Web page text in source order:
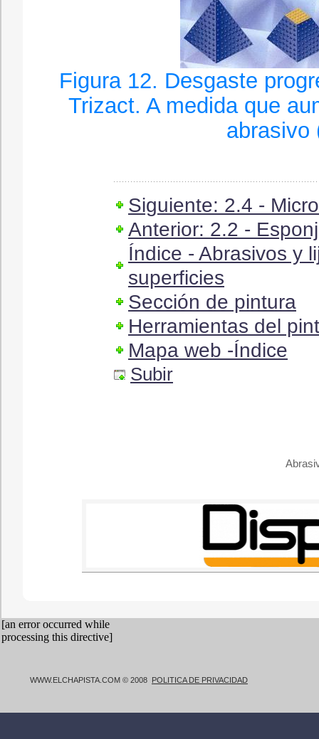
Figura 12. Desgaste
Trizact. A medida que
abrasivo
Siguiente: 2.4 -
Anterior: 2.2 -
Índice - Abrasivos y
superficies
Sección de pintura
Herramientas del
Mapa web -Índice
Subir
WWW.ELCHAPISTA.COM © 2008 POLITICA DE PRIVACIDAD